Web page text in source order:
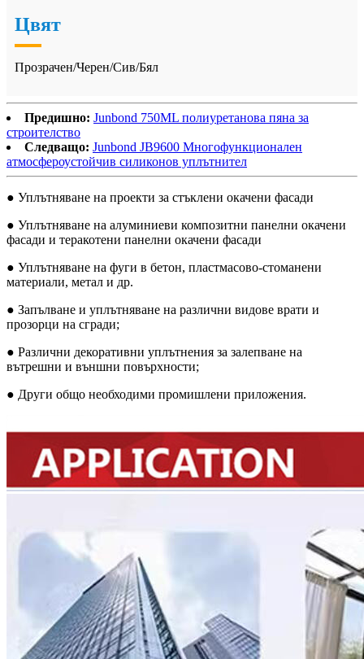
Цвят
Прозрачен/Черен/Сив/Бял
Предишно: Junbond 750ML полиуретанова пяна за
строителство
Следващо: Junbond JB9600 Многофункционален
атмосфероустойчив силиконов уплътнител
● Уплътняване на проекти за стъклени окачени фасади
● Уплътняване на алуминиеви композитни панелни окачени
фасади и теракотени панелни окачени фасади
● Уплътняване на фуги в бетон, пластмасово-стоманени
материали, метал и др.
● Запълване и уплътняване на различни видове врати и
прозорци на сгради;
● Различни декоративни уплътнения за залепване на
вътрешни и външни повърхности;
● Други общо необходими промишлени приложения.